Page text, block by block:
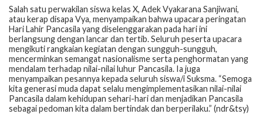
Salah satu perwakilan siswa kelas X, Adek Vyakarana Sanjiwani,
atau kerap disapa Vya, menyampaikan bahwa upacara peringatan
Hari Lahir Pancasila yang diselenggarakan pada hari ini
berlangsung dengan lancar dan tertib. Seluruh peserta upacara
mengikuti rangkaian kegiatan dengan sungguh-sungguh,
mencerminkan semangat nasionalisme serta penghormatan yang
mendalam terhadap nilai-nilai luhur Pancasila. Ia juga
menyampaikan pesannya kepada seluruh siswa/i Suksma. “Semoga
kita generasi muda dapat selalu mengimplementasikan nilai-nilai
Pancasila dalam kehidupan sehari-hari dan menjadikan Pancasila
sebagai pedoman kita dalam bertindak dan berperilaku.” (ndr&tsy)